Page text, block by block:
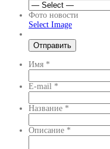
Фото новости
Select Image
Имя *
E-mail *
Название *
Описание *